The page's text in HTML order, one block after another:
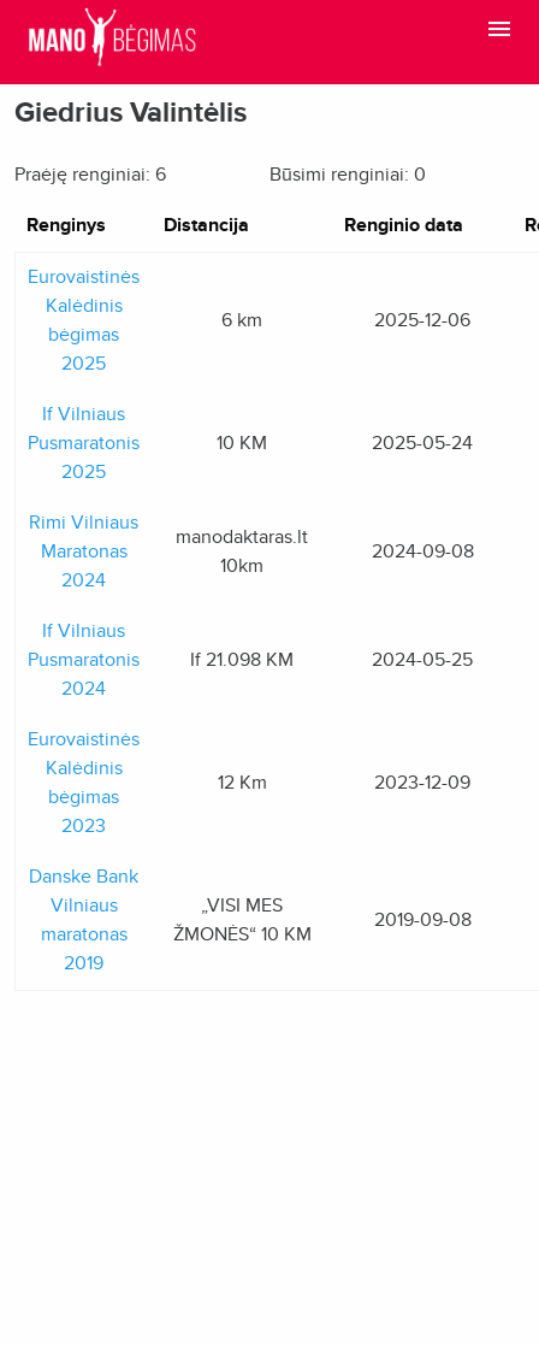
Giedrius Valintėlis
Praėję renginiai: 6 Būsimi renginiai: 0
Renginys Distancija Renginio data
Eurovaistinės
Kalėdinis
bėgimas
2025
6 km 2025-12-06
If Vilniaus
Pusmaratonis
2025
10 KM 2025-05-24
Rimi Vilniaus
Maratonas
2024
manodaktaras.lt
10km
2024-09-08
If Vilniaus
Pusmaratonis
2024
If 21.098 KM 2024-05-25
Eurovaistinės
Kalėdinis
bėgimas
2023
12 Km 2023-12-09
Danske Bank
Vilniaus
maratonas
2019
„VISI MES
ŽMONĖS“ 10 KM
2019-09-08